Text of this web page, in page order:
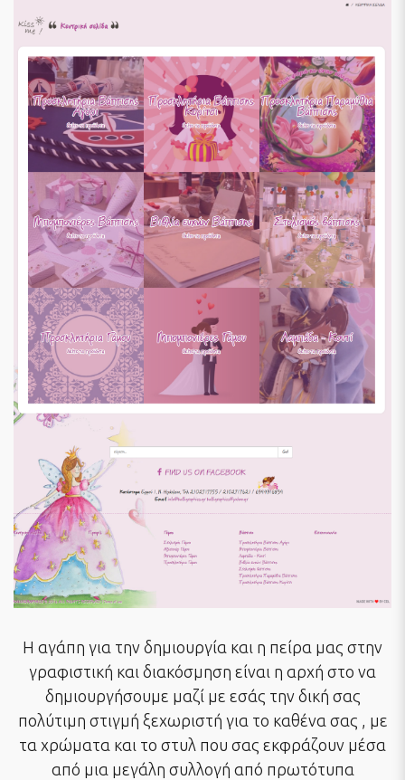
Η αγάπη για την δημιουργία και η πείρα μας στην
γραφιστική και διακόσμηση είναι η αρχή στο να
δημιουργήσουμε μαζί με εσάς την δική σας
πολύτιμη στιγμή ξεχωριστή για το καθένα σας , με
τα χρώματα και το στυλ που σας εκφράζουν μέσα
από μια μεγάλη συλλογή από πρωτότυπα